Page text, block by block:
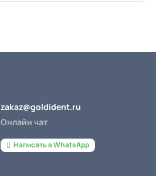
zakaz@goldident.ru
Онлайн чат
Написать в WhatsApp